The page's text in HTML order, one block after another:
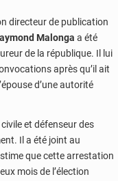
directeur de publication
Malonga a été
de la république. Il lui
après qu’il ait
d’une autorité
et défenseur des
Il a été joint au
que cette arrestation
mois de l’élection